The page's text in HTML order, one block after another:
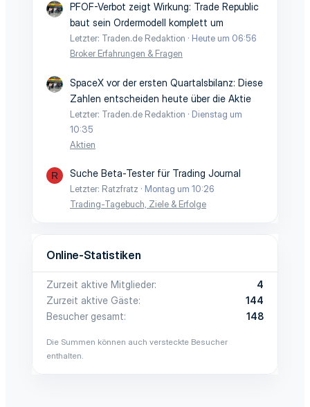
PFOF-Verbot zeigt Wirkung: Trade Republic
baut sein Ordermodell komplett um
Letzter: Traden.de Redaktion
Heute um 06:56
Broker Erfahrungen & Fragen
SpaceX vor der ersten Quartalsbilanz: Diese
Zahlen entscheiden heute über die Aktie
Letzter: Traden.de Redaktion
Dienstag um
10:35
Aktien
R Suche Beta-Tester für Trading Journal
Letzter: Ratzfratz
Montag um 10:26
Trading-Tagebuch, Ziele & Erfolge
Online-Statistiken
Zurzeit aktive Mitglieder
4
Zurzeit aktive Gäste
144
Besucher gesamt
148
Die Summen können auch versteckte Besucher
enthalten.